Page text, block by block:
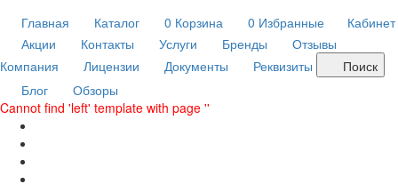
Главная Каталог 0 Корзина 0 Избранные
Кабинет
Акции
Контакты Услуги Бренды
Отзывы
Компания
Лицензии Документы Реквизиты
Поиск
Блог
Обзоры
Cannot find 'left' template with page ''